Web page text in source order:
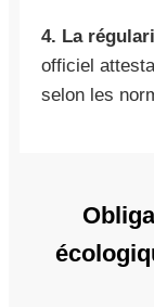
4. La
officiel
selon les